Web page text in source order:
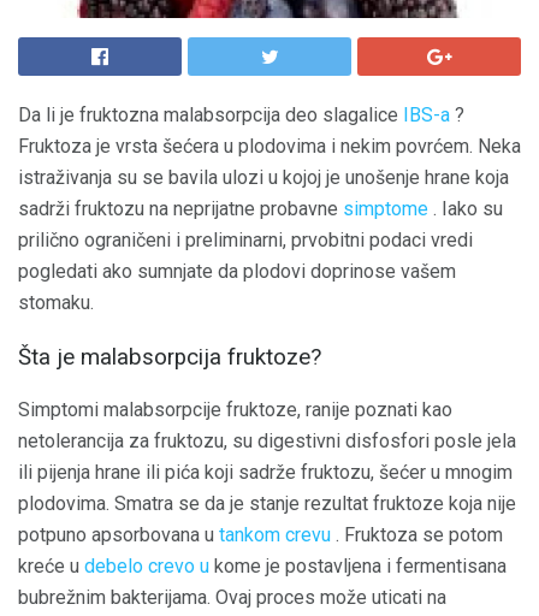
Da li je fruktozna malabsorpcija deo slagalice IBS-a ?
Fruktoza je vrsta šećera u plodovima i nekim povrćem. Neka
istraživanja su se bavila ulozi u kojoj je unošenje hrane koja
sadrži fruktozu na neprijatne probavne simptome . Iako su
prilično ograničeni i preliminarni, prvobitni podaci vredi
pogledati ako sumnjate da plodovi doprinose vašem
stomaku.
Šta je malabsorpcija fruktoze?
Simptomi malabsorpcije fruktoze, ranije poznati kao
netolerancija za fruktozu, su digestivni disfosfori posle jela
ili pijenja hrane ili pića koji sadrže fruktozu, šećer u mnogim
plodovima. Smatra se da je stanje rezultat fruktoze koja nije
potpuno apsorbovana u tankom crevu . Fruktoza se potom
kreće u debelo crevo u kome je postavljena i fermentisana
bubrežnim bakterijama. Ovaj proces može uticati na